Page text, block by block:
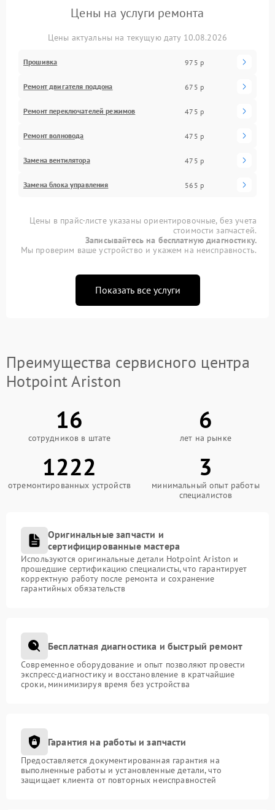
Цены на услуги ремонта
Цены актуальны на текущую дату 10.08.2026
Прошивка 975 р
Ремонт двигателя поддона 675 р
Ремонт переключателей режимов 475 р
Ремонт волновода 475 р
Замена вентилятора 475 р
Замена блока управления 565 р
Цены в прайс-листе указаны ориентировочные, без учета
стоимости запчастей.
Записывайтесь на бесплатную диагностику.
Мы проверим ваше устройство и укажем на неисправность.
Показать все услуги
Преимущества сервисного центра
Hotpoint Ariston
16
сотрудников в штате
6
лет на рынке
1222
отремонтированных устройств
3
минимальный опыт работы
специалистов
Оригинальные запчасти и
сертифицированные мастера
Используются оригинальные детали Hotpoint Ariston и
прошедшие сертификацию специалисты, что гарантирует
корректную работу после ремонта и сохранение
гарантийных обязательств
Бесплатная диагностика и быстрый ремонт
Современное оборудование и опыт позволяют провести
экспресс-диагностику и восстановление в кратчайшие
сроки, минимизируя время без устройства
Гарантия на работы и запчасти
Предоставляется документированная гарантия на
выполненные работы и установленные детали, что
защищает клиента от повторных неисправностей